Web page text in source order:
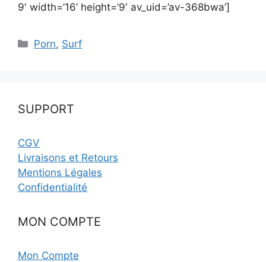
9′ width=’16’ height=’9′ av_uid=’av-368bwa’]
Catégories
Porn, Surf
SUPPORT
CGV
Livraisons et Retours
Mentions Légales
Confidentialité
MON COMPTE
Mon Compte